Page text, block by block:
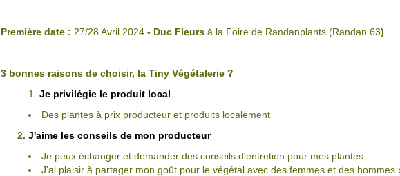
Première date : 27/28 Avril 2024 - Duc Fleurs à la Foire de Randanplants (Randan 63)
3 bonnes raisons de choisir, la Tiny Végétalerie ?
Je privilégie le produit local
Des plantes à prix producteur et produits localement
2. J'aime les conseils de mon producteur
Je peux échanger et demander des conseils d'entretien pour mes plantes
J'ai plaisir à partager mon goût pour le végétal avec des femmes et des hommes